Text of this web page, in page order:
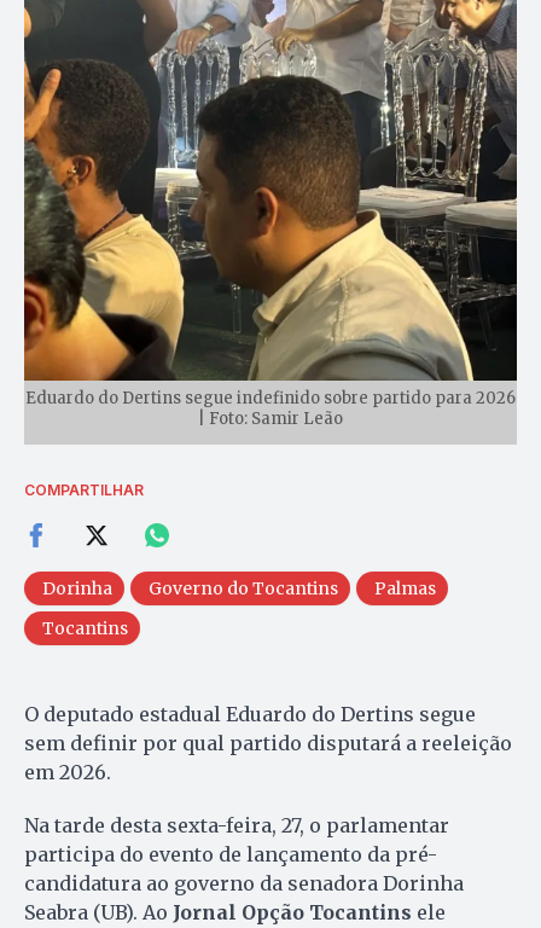
Eduardo do Dertins segue indefinido sobre partido para 2026
| Foto: Samir Leão
COMPARTILHAR
Dorinha Governo do Tocantins
Palmas
Tocantins
O deputado estadual Eduardo do Dertins segue
sem definir por qual partido disputará a reeleição
em 2026.
Na tarde desta sexta-feira, 27, o parlamentar
participa do evento de lançamento da pré-
candidatura ao governo da senadora Dorinha
Seabra (UB). Ao Jornal Opção Tocantins ele